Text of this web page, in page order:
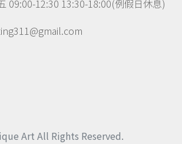
09:00-12:30 13:30-18:00(例假日休息)
Art All Rights Reserved.